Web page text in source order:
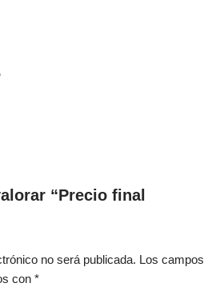
“Precio final
no será publicada. Los campos
con *